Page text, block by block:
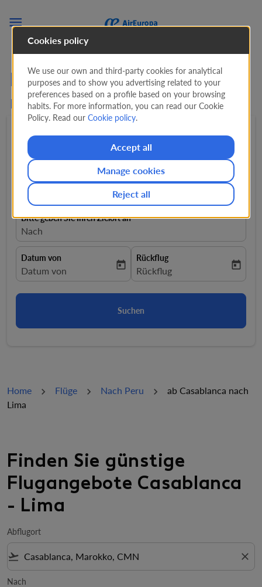

Flüge von Casablanca
nach Lima mit Air Europa
Hin- und rückflug 1 Passagiere
Von
Flüge von
Bitte geben Sie Ihren Zielort an
Nach
Datum von
fc-booking-departure-date-aria-label
Datum von today
Rückflug
fc-booking-return-date-aria-
Rückflug today
Suchen
Home Flüge Nach Peru
ab Casablanca nach
Lima
Finden Sie günstige
Flugangebote Casablanca
- Lima
Abflugort
flight_takeoff close
Nach
Cookies policy
We use our own and third-party cookies for analytical
purposes and to show you advertising related to your
preferences based on a profile based on your browsing
habits. For more information, you can read our Cookie
Policy. Read ourCookie policy.
Accept all
Reject all
Manage cookies